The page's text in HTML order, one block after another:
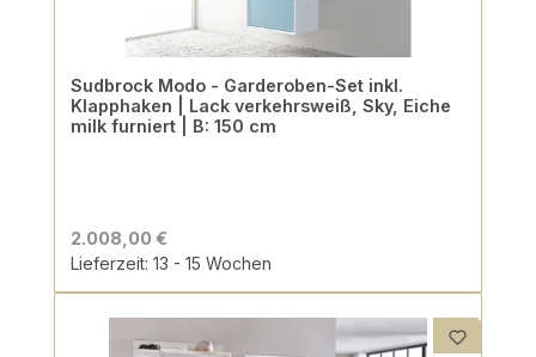
Sudbrock Modo - Garderoben-Set inkl.
Klapphaken | Lack verkehrsweiß, Sky, Eiche
milk furniert | B: 150 cm
2.008,00 €
Lieferzeit: 13 - 15 Wochen